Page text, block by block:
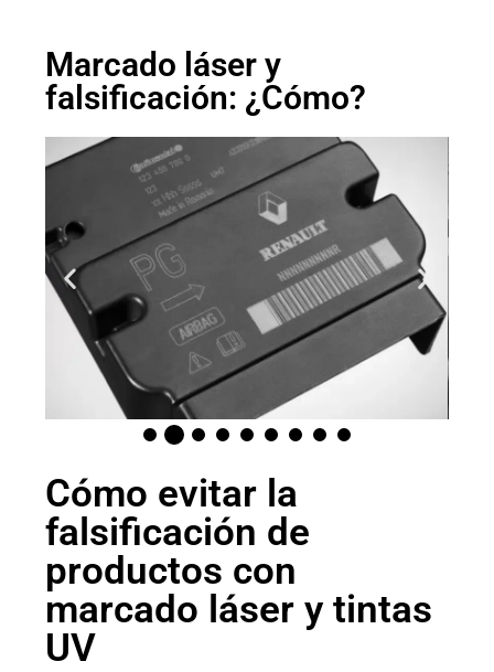
Marcado láser y
falsificación: ¿Cómo?
Cómo evitar la
falsificación de
productos con
marcado láser y tintas
UV